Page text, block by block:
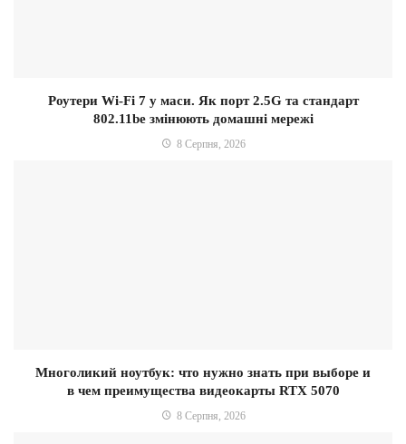
Роутери Wi-Fi 7 у маси. Як порт 2.5G та стандарт
802.11be змінюють домашні мережі
8 Серпня, 2026
Многоликий ноутбук: что нужно знать при выборе и
в чем преимущества видеокарты RTX 5070
8 Серпня, 2026